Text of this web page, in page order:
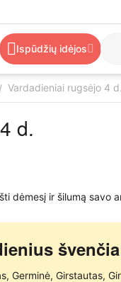
Ispūdžių idėjos
/ Vardadieniai rugsėjo 4 d.
d.
dėmesį ir šilumą
Germinė, Girstautas,